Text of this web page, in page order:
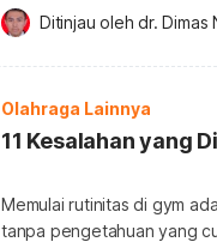
melatih hampir seluruh otot
Meski terlihat sederhana,
dan efektif. Apa itu
Ditinjau oleh dr. Dimas
Olahraga Lainnya
11 Kesalahan yang
Memulai rutinitas di gym
tanpa pengetahuan yang